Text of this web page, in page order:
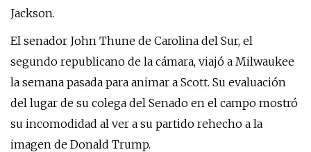
Jackson.
El senador John Thune de Carolina del Sur, el
segundo republicano de la cámara, viajó a Milwaukee
la semana pasada para animar a Scott. Su evaluación
del lugar de su colega del Senado en el campo mostró
su incomodidad al ver a su partido rehecho a la
imagen de Donald Trump.